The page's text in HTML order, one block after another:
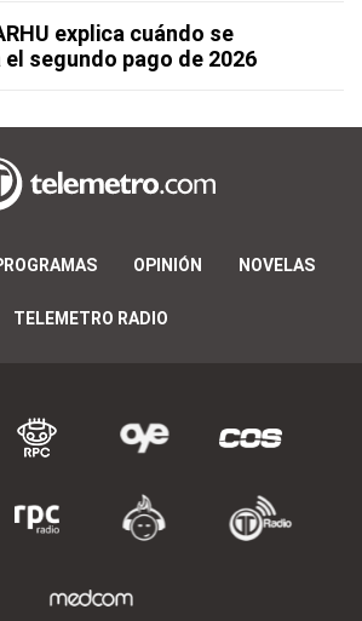
explica cuándo se
segundo pago de 2026
OPINIÓN NOVELAS
TELEMETRO RADIO